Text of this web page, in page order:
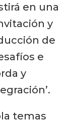
en una
y
de
e
y
temas